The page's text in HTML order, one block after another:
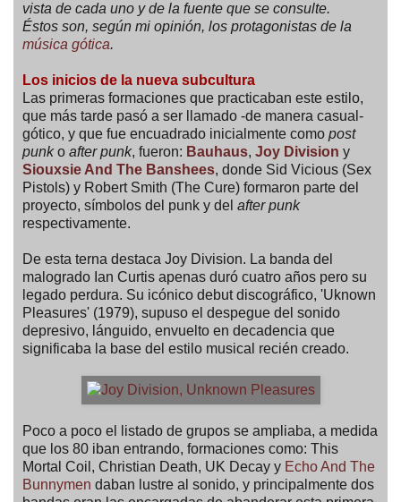
vista de cada uno y de la fuente que se consulte.
Éstos son, según mi opinión, los protagonistas de la
música gótica.
Los inicios de la nueva subcultura
Las primeras formaciones que practicaban este estilo,
que más tarde pasó a ser llamado -de manera casual-
gótico, y que fue encuadrado inicialmente como post
punko after punk, fueron: Bauhaus, Joy Division y
Siouxsie And The Banshees, donde Sid Vicious (Sex
Pistols) y Robert Smith (The Cure) formaron parte del
proyecto, símbolos del punk y del after punk
respectivamente.
De esta terna destaca Joy Division. La banda del
malogrado Ian Curtis apenas duró cuatro años pero su
legado perdura. Su icónico debut discográfico, 'Uknown
Pleasures' (1979), supuso el despegue del sonido
depresivo, lánguido, envuelto en decadencia que
significaba la base del estilo musical recién creado.
Poco a poco el listado de grupos se ampliaba, a medida
que los 80 iban entrando, formaciones como: This
Mortal Coil, Christian Death, UK Decay y Echo And The
Bunnymen daban lustre al sonido, y principalmente dos